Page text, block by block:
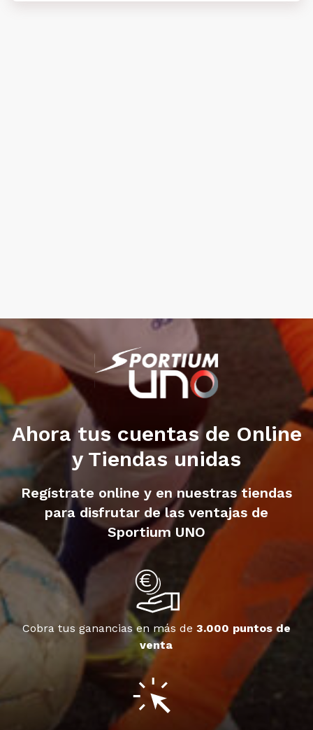
Ahora tus cuentas de Online
y Tiendas unidas
Regístrate online y en nuestras tiendas
para disfrutar de las ventajas de
Sportium UNO
Cobra tus ganancias en más de 3.000 puntos de
venta